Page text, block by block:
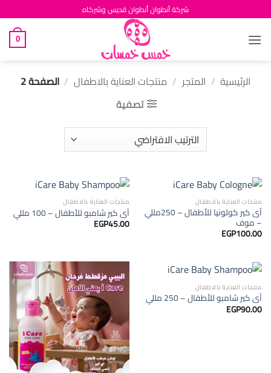
للمحتوى
شركة أنطوان أنطوان قديس وشركاه
0
الرئيسية / المتجر / منتجات العناية بالاطفال / الصفحة 2
تصفية
منتجات العناية بالاطفال
آى كير كولونيا للأطفال – 250مللي
– موف
EGP100.00
منتجات العناية بالاطفال
آى كير شامبو للأطفال – 100 مللي
EGP45.00
منتجات العناية بالاطفال
آى كير شامبو للأطفال – 250 مللي
EGP90.00